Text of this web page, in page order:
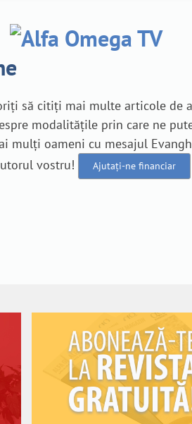
să citiți mai multe articole de
modalitățile prin care ne
mulți oameni cu mesajul
vostru!
Ajutați-ne financiar